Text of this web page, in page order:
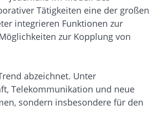
Tätigkeiten eine der großen
integrieren Funktionen zur
zur Kopplung von
abzeichnet. Unter
Telekommunikation und neue
sondern insbesondere für den